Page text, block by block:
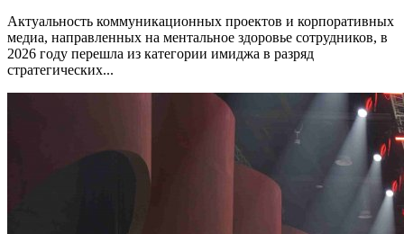
Актуальность коммуникационных проектов и корпоративных
медиа, направленных на ментальное здоровье сотрудников, в
2026 году перешла из категории имиджа в разряд
стратегических...